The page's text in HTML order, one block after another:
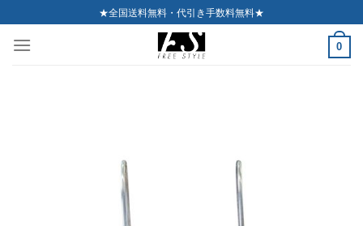
to
content
★全国送料無料・代引き手数料無料★
0